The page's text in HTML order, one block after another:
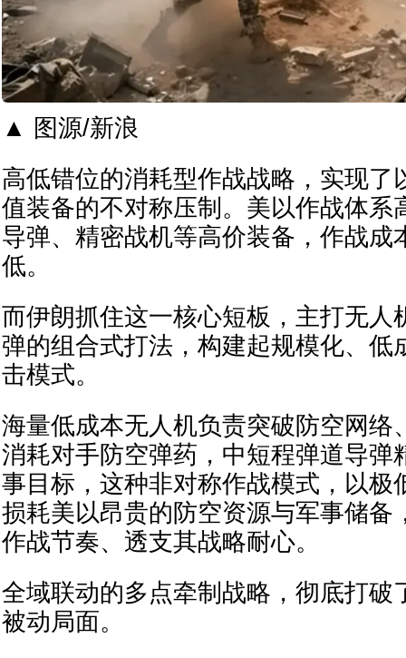
▲ 图源/新浪
高低错位的消耗型作战战略，实现了
值装备的不对称压制。美以作战体系
导弹、精密战机等高价装备，作战成
低。
而伊朗抓住这一核心短板，主打无人
弹的组合式打法，构建起规模化、低
击模式。
海量低成本无人机负责突破防空网络
消耗对手防空弹药，中短程弹道导弹
事目标，这种非对称作战模式，以极
损耗美以昂贵的防空资源与军事储备
作战节奏、透支其战略耐心。
全域联动的多点牵制战略，彻底打破
被动局面。